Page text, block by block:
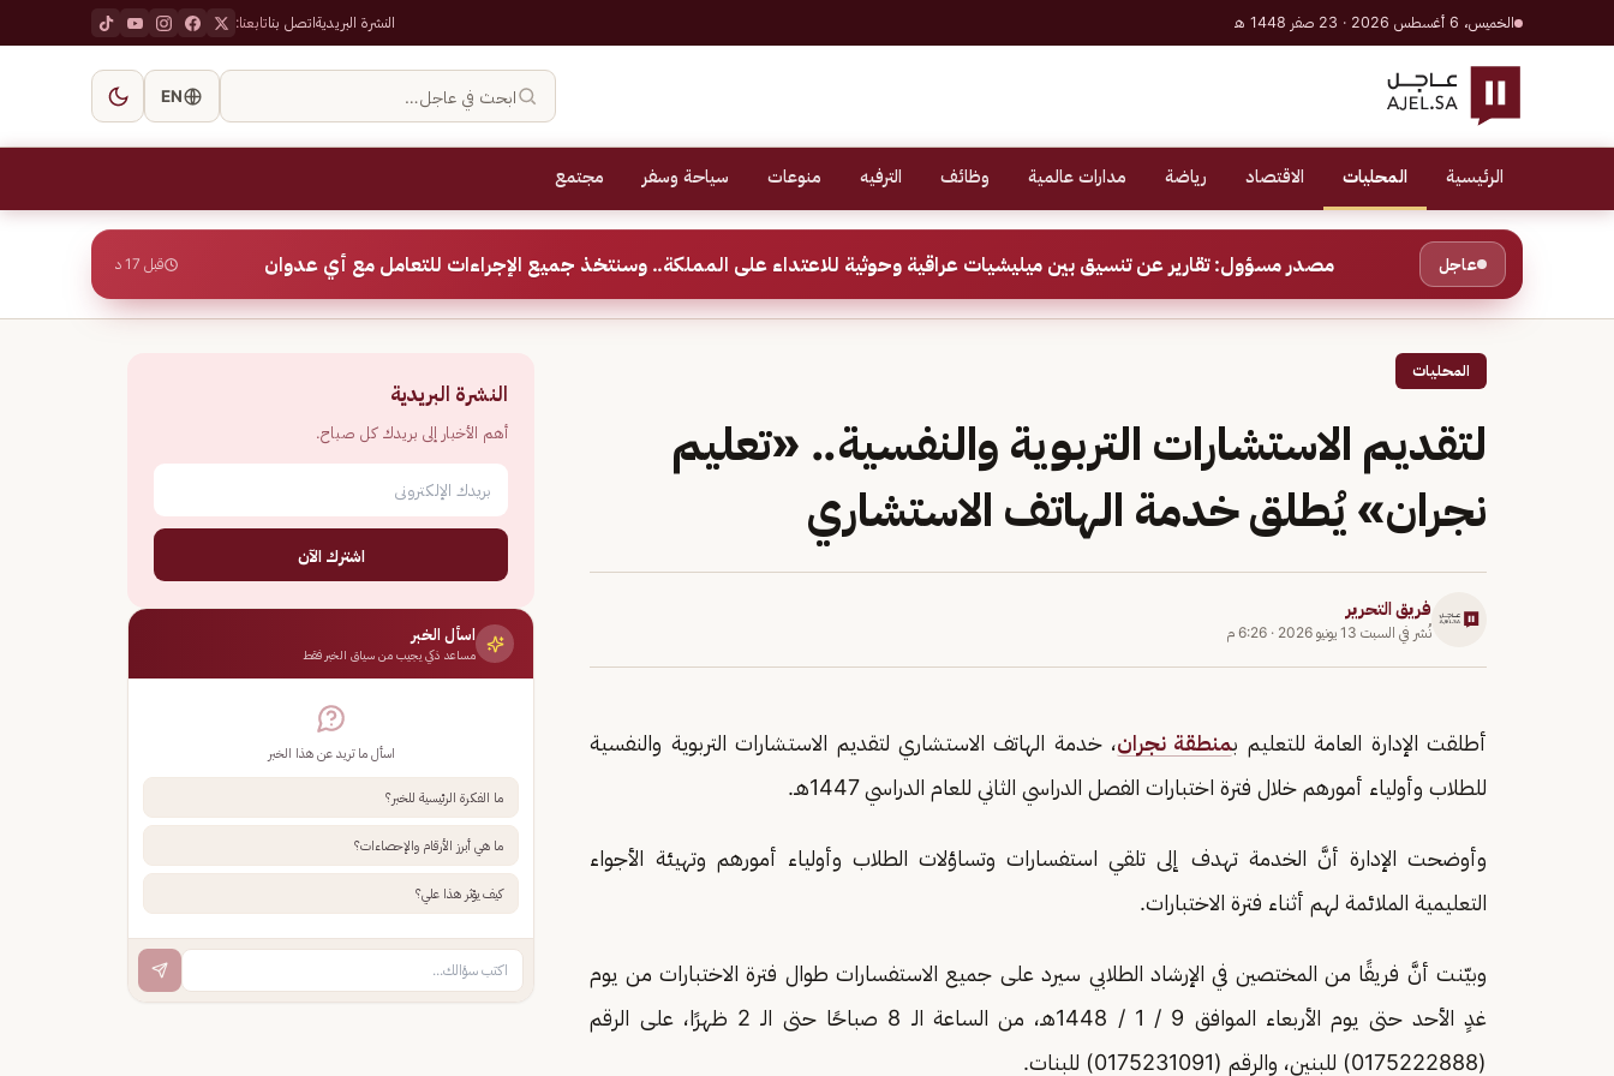
الخميس، 6 أغسطس 2026 · 23 صفر 1448 هـ النشرة البريديةاتصل بناتابعنا:
ابحث في عاجل… EN
الرئيسية المحليات الاقتصاد رياضة مدارات عالمية وظائف الترفيه منوعات سياحة وسفر مجتمع
عاجل مصدر مسؤول: تقارير عن تنسيق بين ميليشيات عراقية وحوثية للاعتداء على المملكة.. وسنتخذ جميع الإجراءات للتعامل مع أي عدوان قبل 17 د
المحليات
لتقديم الاستشارات التربوية والنفسية.. «تعليم
نجران» يُطلق خدمة الهاتف الاستشاري
فريق التحرير
نُشر في السبت 13 يونيو 2026 · 6:26 م
أطلقت الإدارة العامة للتعليم بمنطقة نجران، خدمة الهاتف الاستشاري لتقديم الاستشارات التربوية والنفسية
للطلاب وأولياء أمورهم خلال فترة اختبارات الفصل الدراسي الثاني للعام الدراسي 1447هـ.
وأوضحت الإدارة أنَّ الخدمة تهدف إلى تلقي استفسارات وتساؤلات الطلاب وأولياء أمورهم وتهيئة الأجواء
التعليمية الملائمة لهم أثناء فترة الاختبارات.
وبيّنت أنَّ فريقًا من المختصين في الإرشاد الطلابي سيرد على جميع الاستفسارات طوال فترة الاختبارات من يوم
غدٍ الأحد حتى يوم الأربعاء الموافق 9 / 1 / 1448هـ، من الساعة الـ 8 صباحًا حتى الـ 2 ظهرًا، على الرقم
(0175222888) للبنين، والرقم (0175231091) للبنات.
النشرة البريدية
أهم الأخبار إلى بريدك كل صباح.
اشترك الآن
اسأل الخبر
مساعد ذكي يجيب من سياق الخبر فقط
اسأل ما تريد عن هذا الخبر
ما الفكرة الرئيسية للخبر؟
ما هي أبرز الأرقام والإحصاءات؟
كيف يؤثر هذا علي؟